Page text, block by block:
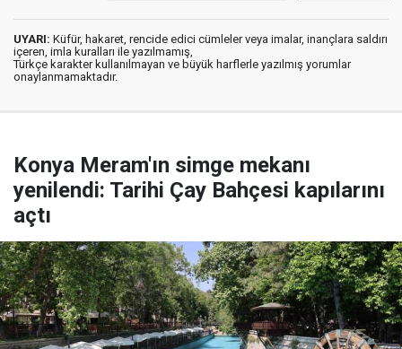
UYARI: Küfür, hakaret, rencide edici cümleler veya imalar, inançlara saldırı
içeren, imla kuralları ile yazılmamış,
Türkçe karakter kullanılmayan ve büyük harflerle yazılmış yorumlar
onaylanmamaktadır.
Konya Meram'ın simge mekanı
yenilendi: Tarihi Çay Bahçesi kapılarını
açtı